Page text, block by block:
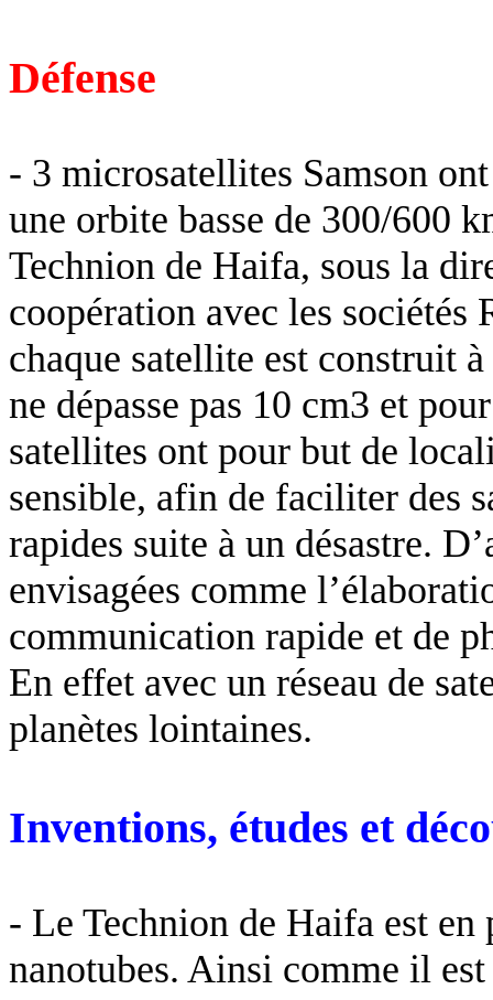
Défense
- 3 microsatellites Samson
une orbite basse de 300/600
Technion de Haifa, sous la
coopération avec les sociétés
chaque satellite est construit
ne dépasse pas 10 cm3 et
satellites ont pour but de
sensible, afin de faciliter des
rapides suite à un désastre.
envisagées comme
communication rapide et de
En effet avec un réseau de
planètes lointaines.
Inventions, études et
- Le Technion de Haifa est en
nanotubes. Ainsi comme il